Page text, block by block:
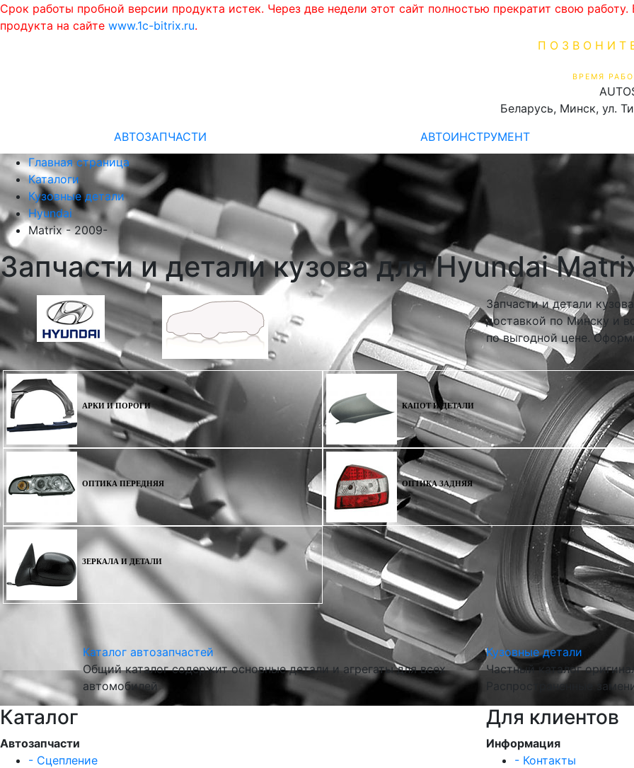
Срок работы пробной версии продукта истек. Через две недели этот сайт полностью прекратит свою
продукта на сайте www.1c-bitrix.ru.
ВРЕМЯ
Беларусь, Минск, ул.
АВТОЗАПЧАСТИ АВТОИНСТРУМЕНТ
Главная страница
Каталоги
Кузовные детали
Hyundai
Matrix - 2009-
Запчасти и детали кузова для Hyundai
Запчасти и детали
доставкой по Минску и
по выгодной цене.
АРКИ И ПОРОГИ КАПОТ И ДЕТАЛИ
ОПТИКА ПЕРЕДНЯЯ ОПТИКА ЗАДНЯЯ
ЗЕРКАЛА И ДЕТАЛИ
Каталог автозапчастей
Общий каталог содержит основные детали и агрегаты для всех
автомобилей
Кузовные детали
Частный каталог
Распространенные
Каталог
Автозапчасти
- Сцепление
Для клиентов
Информация
- Контакты